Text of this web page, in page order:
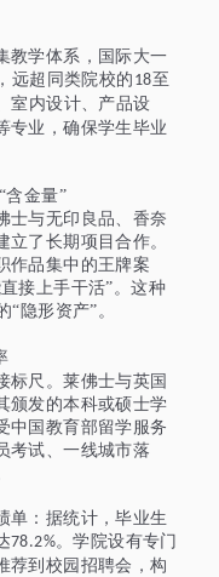
教学体系，国际大一
远超同类院校的 18至
室内设计、产品设
专业，确保学生毕业
含金量”
士与无印良品、香奈
了长期项目合作。
作品集中的王牌案
接上手干活”。这种
“隐形资产”。
标尺。莱佛士与英国
颁发的本科或硕士学
中国教育部留学服务
考试、一线城市落
单：据统计，毕业生
78.2%。学院设有专门
荐到校园招聘会，构